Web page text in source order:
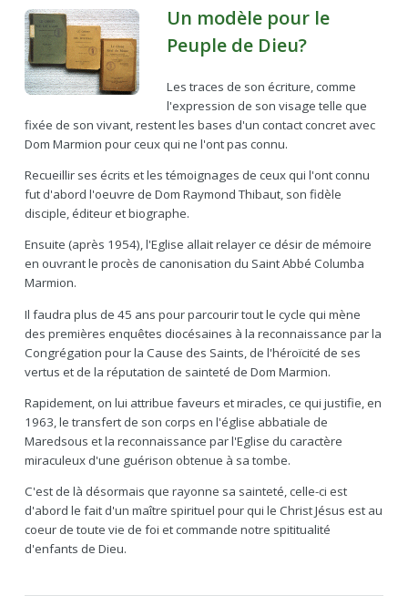
Un modèle pour le
Peuple de Dieu?
Les traces de son écriture, comme
l'expression de son visage telle que
fixée de son vivant, restent les bases d'un contact concret avec
Dom Marmion pour ceux qui ne l'ont pas connu.
Recueillir ses écrits et les témoignages de ceux qui l'ont connu
fut d'abord l'oeuvre de Dom Raymond Thibaut, son fidèle
disciple, éditeur et biographe.
Ensuite (après 1954), l'Eglise allait relayer ce désir de mémoire
en ouvrant le procès de canonisation du Saint Abbé Columba
Marmion.
Il faudra plus de 45 ans pour parcourir tout le cycle qui mène
des premières enquêtes diocésaines à la reconnaissance par la
Congrégation pour la Cause des Saints, de l'héroïcité de ses
vertus et de la réputation de sainteté de Dom Marmion.
Rapidement, on lui attribue faveurs et miracles, ce qui justifie, en
1963, le transfert de son corps en l'église abbatiale de
Maredsous et la reconnaissance par l'Eglise du caractère
miraculeux d'une guérison obtenue à sa tombe.
C'est de là désormais que rayonne sa sainteté, celle-ci est
d'abord le fait d'un maître spirituel pour qui le Christ Jésus est au
coeur de toute vie de foi et commande notre spititualité
d'enfants de Dieu.